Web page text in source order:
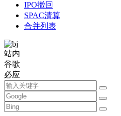
IPO撤回
SPAC清算
合并列表
站内
谷歌
必应